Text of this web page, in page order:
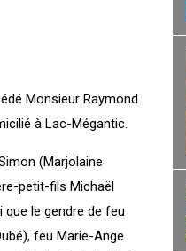
Monsieur Raymond
à Lac-Mégantic.
(Marjolaine
petit-fils Michaël
que le gendre de feu
feu Marie-Ange